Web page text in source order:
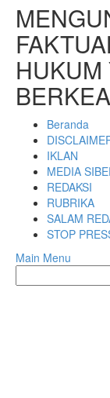
HUKUM
Beranda
IKLAN
MEDIA
REDAKSI
RUBRIKA
SALAM
STOP
Main Menu